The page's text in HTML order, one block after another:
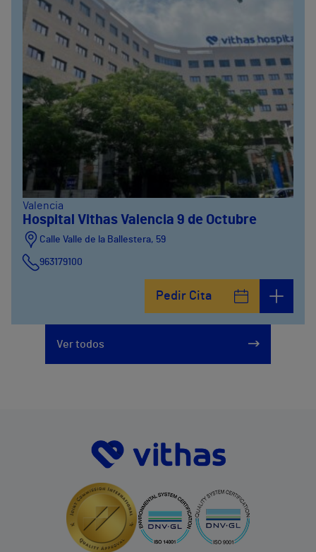
Valencia
Hospital Vithas Valencia 9 de Octubre
Calle Valle de la Ballestera, 59
963179100
Pedir Cita
Ver todos